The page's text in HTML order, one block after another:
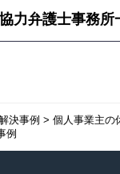
協力弁護士事務所
決事例 > 個人事業主の
例